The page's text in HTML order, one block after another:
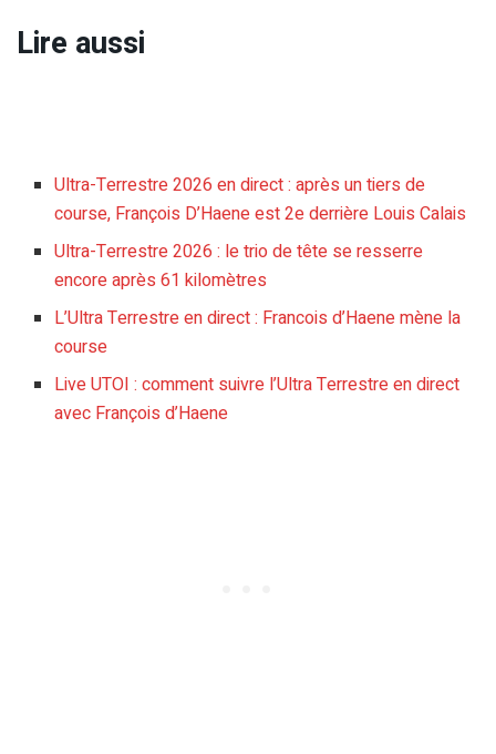
Lire aussi
Ultra-Terrestre 2026 en direct : après un tiers de
course, François D’Haene est 2e derrière Louis Calais
Ultra-Terrestre 2026 : le trio de tête se resserre
encore après 61 kilomètres
L’Ultra Terrestre en direct : Francois d’Haene mène la
course
Live UTOI : comment suivre l’Ultra Terrestre en direct
avec François d’Haene